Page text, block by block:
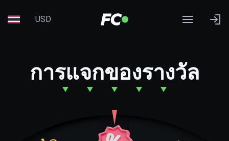
USD
การแจกของรางวัล